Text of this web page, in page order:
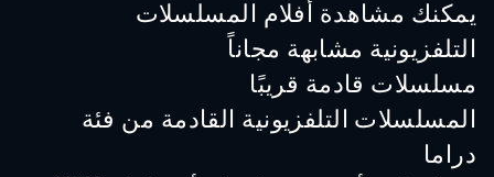
يمكنك مشاهدة أفلام المسلسلات
التلفزيونية مشابهة مجاناً
تلفزيون
مسلسلات قادمة قريبًا
تلفزيون
المسلسلات التلفزيونية القادمة من فئة
دراما